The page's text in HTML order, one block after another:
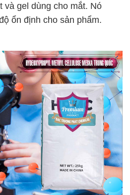
và gel dùng cho mắt. Nó
ổn định cho sản phẩm.